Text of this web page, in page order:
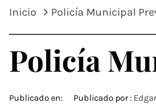
Inicio Policía Municipal
Policía
Publicado en: Publicado por :